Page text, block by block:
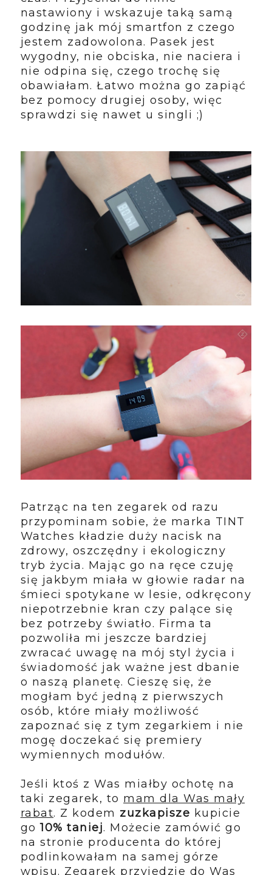
nastawiony i wskazuje taką samą
godzinę jak mój smartfon z czego
jestem zadowolona. Pasek jest
wygodny, nie obciska, nie naciera i
nie odpina się, czego trochę się
obawiałam. Łatwo można go zapiąć
bez pomocy drugiej osoby, więc
sprawdzi się nawet u singli ;)
Patrząc na ten zegarek od razu
przypominam sobie, że marka TINT
Watches kładzie duży nacisk na
zdrowy, oszczędny i ekologiczny
tryb życia. Mając go na ręce czuję
się jakbym miała w głowie radar na
śmieci spotykane w lesie, odkręcony
niepotrzebnie kran czy palące się
bez potrzeby światło. Firma ta
pozwoliła mi jeszcze bardziej
zwracać uwagę na mój styl życia i
świadomość jak ważne jest dbanie
o naszą planetę. Cieszę się, że
mogłam być jedną z pierwszych
osób, które miały możliwość
zapoznać się z tym zegarkiem i nie
mogę doczekać się premiery
wymiennych modułów.
Jeśli ktoś z Was miałby ochotę na
taki zegarek, to mam dla Was mały
rabat. Z kodem zuzkapisze kupicie
go10% taniej. Możecie zamówić go
na stronie producenta do której
podlinkowałam na samej górze
wpisu. Zegarek przyjedzie do Was